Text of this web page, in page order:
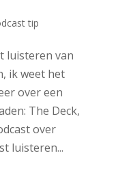
tip
luisteren van
ik weet het
over een
The Deck,
over
luisteren...